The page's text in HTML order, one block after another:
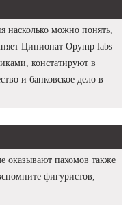
насколько можно понять,
Ципионат Opymp labs
констатируют в
и банковское дело в
оказывают пахомов также
фигуристов,